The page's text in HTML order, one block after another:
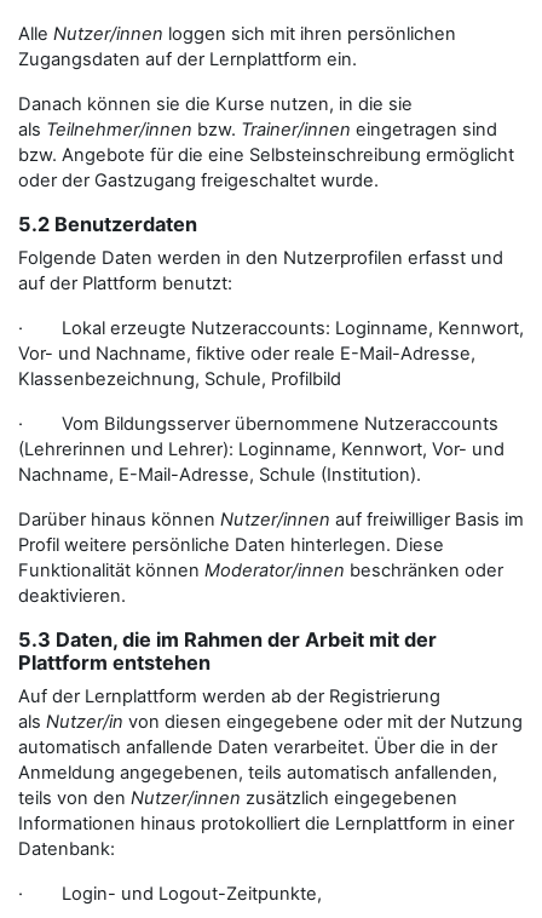
Alle Nutzer/innen loggen sich mit ihren persönlichen
Zugangsdaten auf der Lernplattform ein.
Danach können sie die Kurse nutzen, in die sie
als Teilnehmer/innen bzw. Trainer/innen eingetragen sind
bzw. Angebote für die eine Selbsteinschreibung ermöglicht
oder der Gastzugang freigeschaltet wurde.
5.2 Benutzerdaten
Folgende Daten werden in den Nutzerprofilen erfasst und
auf der Plattform benutzt:
· Lokal erzeugte Nutzeraccounts: Loginname, Kennwort,
Vor- und Nachname, fiktive oder reale E-Mail-Adresse,
Klassenbezeichnung, Schule, Profilbild
· Vom Bildungsserver übernommene Nutzeraccounts
(Lehrerinnen und Lehrer): Loginname, Kennwort, Vor- und
Nachname, E-Mail-Adresse, Schule (Institution).
Darüber hinaus können Nutzer/innen auf freiwilliger Basis im
Profil weitere persönliche Daten hinterlegen. Diese
Funktionalität können Moderator/innen beschränken oder
deaktivieren.
5.3 Daten, die im Rahmen der Arbeit mit der
Plattform entstehen
Auf der Lernplattform werden ab der Registrierung
als Nutzer/in von diesen eingegebene oder mit der Nutzung
automatisch anfallende Daten verarbeitet. Über die in der
Anmeldung angegebenen, teils automatisch anfallenden,
teils von den Nutzer/innen zusätzlich eingegebenen
Informationen hinaus protokolliert die Lernplattform in einer
Datenbank:
· Login- und Logout-Zeitpunkte,